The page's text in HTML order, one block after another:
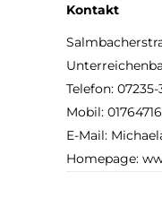
Kontakt
Telefon: 07235-
Mobil:
E-Mail:
Homepage: